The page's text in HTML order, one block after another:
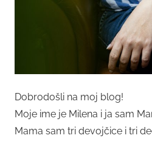
Dobrodošli na moj blog!
Moje ime je Milena i ja sam
Mama sam tri devojčice i tri